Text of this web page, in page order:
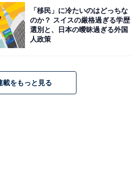
認するという
協会会長、我々の一番のボスで
「移民」に冷たいのはどっちな
のか？ スイスの厳格過ぎる学歴
選別と、日本の曖昧過ぎる外国
人政策
載をもっと見る